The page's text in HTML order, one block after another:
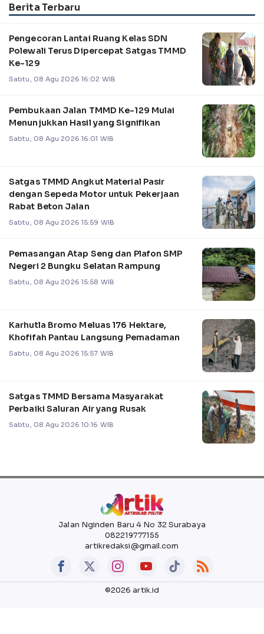
Berita Terbaru
Pengecoran Lantai Ruang Kelas SDN
Polewali Terus Dipercepat Satgas TMMD
Ke-129
Sabtu, 08 Agu 2026 16:02 WIB
Pembukaan Jalan TMMD Ke-129 Mulai
Menunjukkan Hasil yang Signifikan
Sabtu, 08 Agu 2026 16:01 WIB
Satgas TMMD Angkut Material Pasir
dengan Sepeda Motor untuk Pekerjaan
Rabat Beton Jalan
Sabtu, 08 Agu 2026 15:59 WIB
Pemasangan Atap Seng dan Plafon SMP
Negeri 2 Bungku Selatan Rampung
Sabtu, 08 Agu 2026 15:58 WIB
Karhutla Bromo Meluas 176 Hektare,
Khofifah Pantau Langsung Pemadaman
Sabtu, 08 Agu 2026 15:57 WIB
Satgas TMMD Bersama Masyarakat
Perbaiki Saluran Air yang Rusak
Sabtu, 08 Agu 2026 10:16 WIB
Jalan Nginden Baru 4 No 32 Surabaya
082219777155
artikredaksi@gmail.com
©2026 artik.id